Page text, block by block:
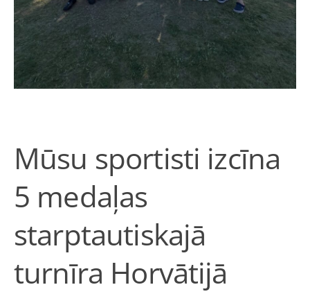
Mūsu sportisti izcīna
5 medaļas
starptautiskajā
turnīra Horvātijā